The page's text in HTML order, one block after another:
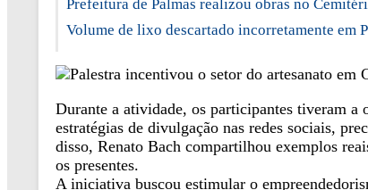
Prefeitura de Palmas realizou obras no
Volume de lixo descartado incorretamente em
Durante a atividade, os participantes tiveram a
estratégias de divulgação nas redes sociais,
disso, Renato Bach compartilhou exemplos
os presentes.
A iniciativa buscou estimular o